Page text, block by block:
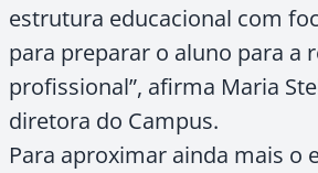
estrutura educacional com
para preparar o aluno para a
profissional”, afirma Maria
diretora do Campus.
Para aproximar ainda mais o